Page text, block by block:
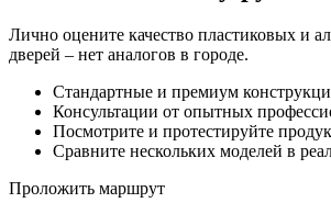
Лично оцените качество пластиковых и
дверей – нет аналогов в городе.
Стандартные и премиум
Консультации от опытных
Посмотрите и протестируйте
Сравните нескольких моделей в
Проложить маршрут